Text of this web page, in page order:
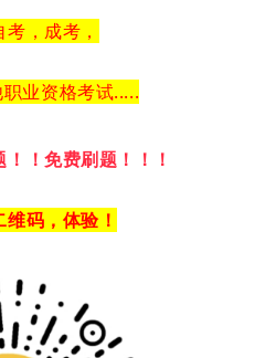
，成考，
业资格考试.....
！！免费刷题！！！
码，体验！